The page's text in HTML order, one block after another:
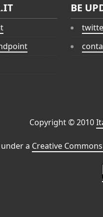
BE
Copyright © 2010
a Creative